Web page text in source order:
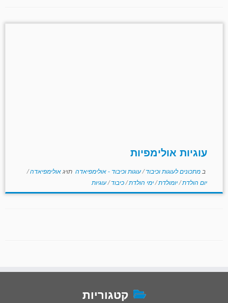
עוגיות אולימפיות
ב מתכונים לעוגות וכיבוד/עוגות וכיבוד - אולימפיאדה תויגאולימפיאדה/
יום הולדת/יומולדת/ימי הולדת/כיבוד/עוגיות
קטגוריות